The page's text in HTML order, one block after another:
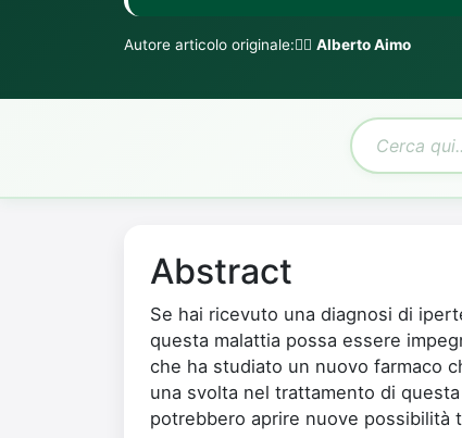
Autore articolo originale:👨‍⚕️ Alberto Aimo
Abstract
Se hai ricevuto una diagnosi di
questa malattia possa essere
che ha studiato un nuovo farmaco
una svolta nel trattamento di
potrebbero aprire nuove possibilità